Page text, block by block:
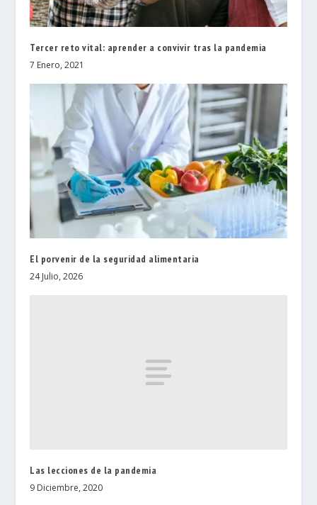
Tercer reto vital: aprender a convivir tras la pandemia
7 Enero, 2021
El porvenir de la seguridad alimentaria
24 Julio, 2026
Las lecciones de la pandemia
9 Diciembre, 2020